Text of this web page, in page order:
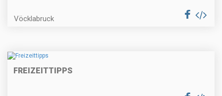
Vöcklabruck
FREIZEITTIPPS